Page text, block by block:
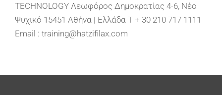
TECHNOLOGY Λεωφόρος Δημοκρατίας 4-6, Νέο
Ψυχικό 15451 Αθήνα | Ελλάδα T + 30 210 717 1111
Email : training@hatzifilax.com